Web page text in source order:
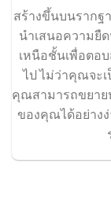
สร้างขึ้นบนรากฐ
นำเสนอความยื
เหนือชั้นเพื่อตอ
ไป ไม่ว่าคุณจะ
คุณสามารถขยาย
ของคุณได้อย่าง